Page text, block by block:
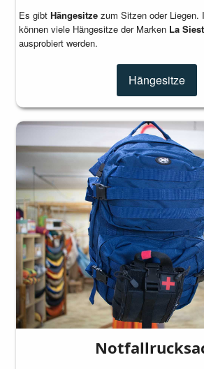
Es gibt Hängesitze zum Sitzen oder Liegen.
können viele Hängesitze der Marken La
ausprobiert werden.
Hängesitze